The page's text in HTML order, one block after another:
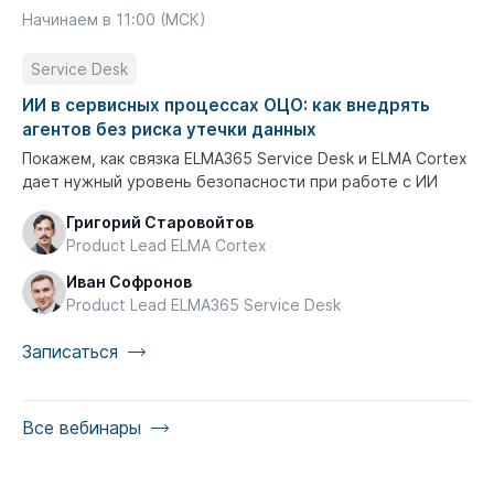
Начинаем в 11:00 (МСК)
Service Desk
ИИ в сервисных процессах ОЦО: как внедрять
агентов без риска утечки данных
Покажем, как связка ELMA365 Service Desk и ELMA Cortex
дает нужный уровень безопасности при работе с ИИ
Григорий Старовойтов
Product Lead ELMA Cortex
Иван Софронов
Product Lead ELMA365 Service Desk
Записаться
Все вебинары